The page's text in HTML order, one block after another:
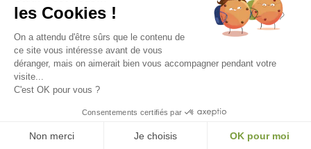
Le Campus
Les studios
Les services
Comment réserver
Contact
Partenaires
Mentions légales
contact@campusdebissy34.com
Route de Ganges 34980
Saint-Clément-de-Rivière
© Campus de Bissy –Mentions légales – byEtincelle
les Cookies !
On a attendu d'être sûrs que le contenu de
ce site vous intéresse avant de vous
déranger, mais on aimerait bien vous accompagner pendant votre
visite...
C'est OK pour vous ?
Consentements certifiés par
Non merci Je choisis OK pour moi